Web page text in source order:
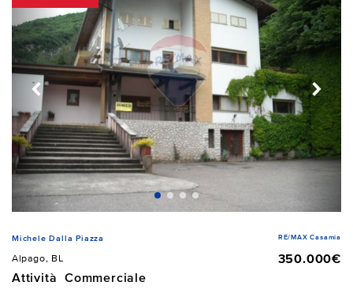
Michele Dalla Piazza RE/MAX Casamia
Alpago, BL
350.000€
Attività Commerciale